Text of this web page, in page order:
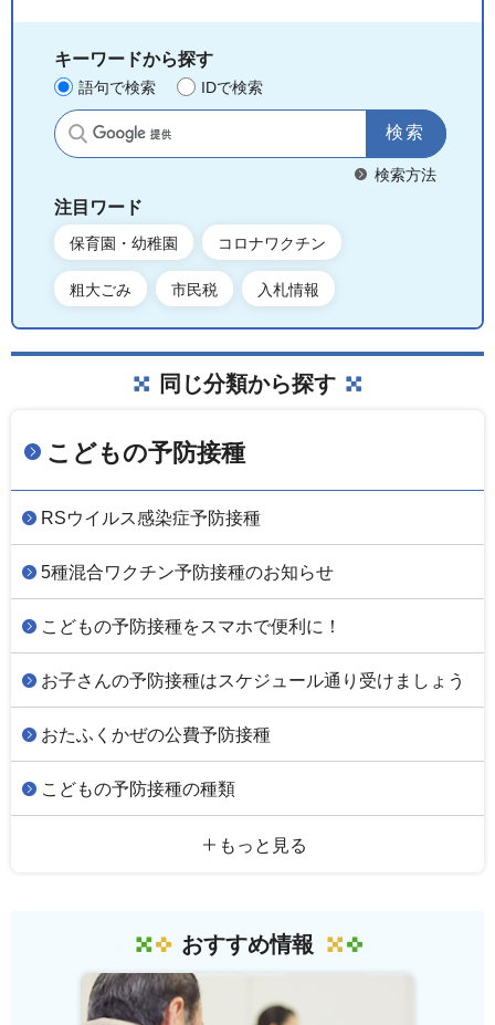
キーワードから探す
語句で検索 IDで検索
サイト内検索
検索方法
注目ワード
保育園・幼稚園 コロナワクチン
粗大ごみ 市民税 入札情報
同じ分類から探す
こどもの予防接種
RSウイルス感染症予防接種
5種混合ワクチン予防接種のお知らせ
こどもの予防接種をスマホで便利に！
お子さんの予防接種はスケジュール通り受けましょう
おたふくかぜの公費予防接種
こどもの予防接種の種類
もっと見る
おすすめ情報